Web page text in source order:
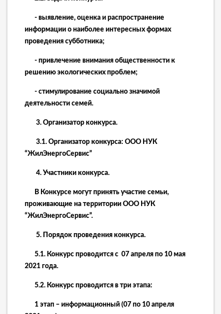
- выявление, оценка и распространение
информации о наиболее интересных формах
проведения субботника;
- привлечение внимания общественности к
решению экологических проблем;
- стимулирование социально значимой
деятельности семей.
3. Организатор конкурса.
3.1. Организатор конкурса: ООО НУК
“ЖилЭнергоСервис”
4. Участники конкурса.
В Конкурсе могут принять участие семьи,
проживающие на территории ООО НУК
“ЖилЭнергоСервис”.
5. Порядок проведения конкурса.
5.1. Конкурс проводится с 07 апреля по 10 мая
2021 года.
5.2. Конкурс проводится в три этапа:
1 этап – информационный (07 по 10 апреля